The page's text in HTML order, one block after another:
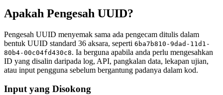
Apakah Pengesah UUID?
Pengesah UUID menyemak sama ada pengecam ditulis dalam
bentuk UUID standard 36 aksara, seperti 6ba7b810-9dad-11d1-
80b4-00c04fd430c8. Ia berguna apabila anda perlu mengesahkan
ID yang disalin daripada log, API, pangkalan data, lekapan ujian,
atau input pengguna sebelum bergantung padanya dalam kod.
Input yang Disokong